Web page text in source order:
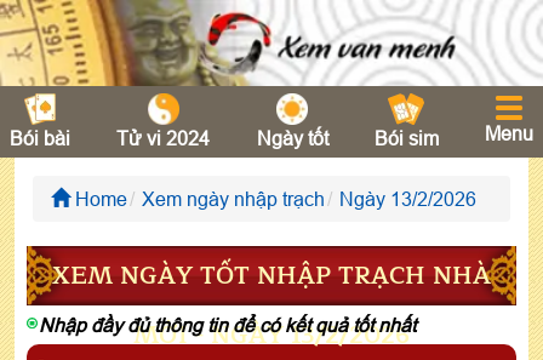
Bói bài Tử vi 2024 Ngày tốt Bói sim Menu
Home Xem ngày nhập trạch Ngày 13/2/2026
XEM NGÀY TỐT NHẬP TRẠCH NHÀ
MỚI - NGÀY 13/2/2026
Nhập đầy đủ thông tin để có kết quả tốt nhất